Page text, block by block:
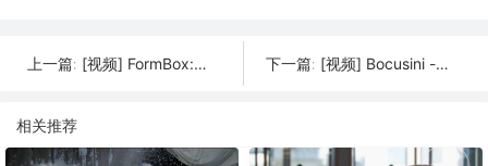
上一篇: [视频] FormBox:一个桌面真空成型器 可以做出漂亮的东西 下一篇: [视频] Bocusini -世界上第一个即插即用的3D食品打印系统
相关推荐